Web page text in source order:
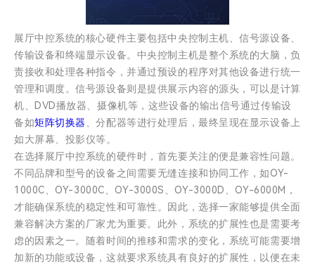
展厅中控系统的核心硬件主要包括中央控制主机、信号源设备、
传输设备和终端显示设备。中央控制主机是整个系统的大脑，负
责接收和处理各种指令，并通过预设的程序对其他设备进行统一
管理和调度。信号源设备则是提供展示内容的源头，可以是计算
机、DVD播放器、摄像机等，这些设备的输出信号通过传输设
备如矩阵切换器 、分配器等进行处理后，最终呈现在显示设备上
如大屏幕、投影仪等。
在选择展厅中控系统的硬件时，首先要关注的便是兼容性问题。
不同品牌和型号的设备之间需要无缝连接和协同工作，如OY-
1000C、OY-3000C、OY-3000S、OY-3000D、OY-6000M，
才能确保系统的稳定性和可靠性。因此，选择一家能够提供全面
兼容解决方案的厂家尤为重要。此外，系统的扩展性也是需要考
虑的因素之一。随着时间的推移和需求的变化，系统可能需要增
加新的功能或设备，这就要求系统具有良好的扩展性，以便在未